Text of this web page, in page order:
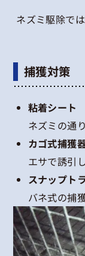
ネズミ駆除で
捕獲対策
粘着シート
ネズミの通
カゴ式捕獲
エサで誘引
スナップト
バネ式の捕